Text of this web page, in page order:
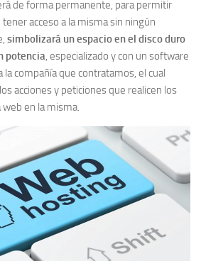
de forma permanente, para permitir
acceso a la misma sin ningún
simbolizará un espacio en el disco duro
potencia, especializado y con un software
compañía que contratamos, el cual
acciones y peticiones que realicen los
en la misma.